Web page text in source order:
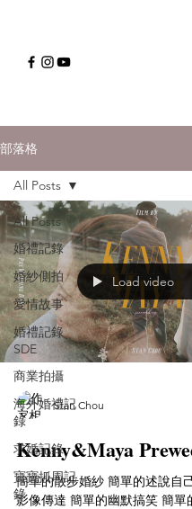
部落格
All Posts
婚禮記錄
婚紗側拍
愛情故事
婚禮記錄
SDE
商業拍攝
海外婚禮記
錄
求婚記錄
寶寶抓周記
錄
All Posts
Load video
Stan Chou
Kenny&Maya
簡單的散步婚紗 簡單的述說自
影像傳達 簡單的幽默搞笑 簡單